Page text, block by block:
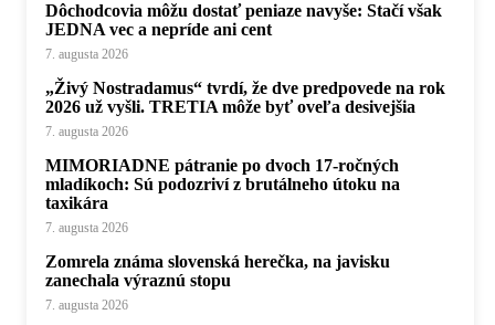
Dôchodcovia môžu dostať peniaze navyše: Stačí však
JEDNA vec a nepríde ani cent
7. augusta 2026
„Živý Nostradamus“ tvrdí, že dve predpovede na rok
2026 už vyšli. TRETIA môže byť oveľa desivejšia
7. augusta 2026
MIMORIADNE pátranie po dvoch 17-ročných
mladíkoch: Sú podozriví z brutálneho útoku na
taxikára
7. augusta 2026
Zomrela známa slovenská herečka, na javisku
zanechala výraznú stopu
7. augusta 2026